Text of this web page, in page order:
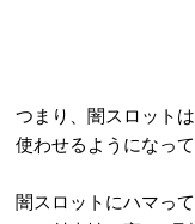
つまり、闇スロット
使わせるようになって
闇スロットにハマっ